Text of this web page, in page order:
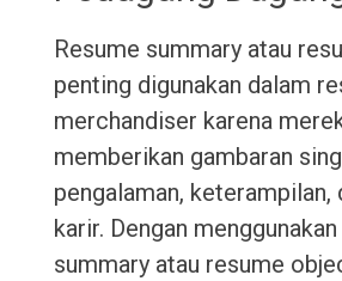
Resume summary atau
penting digunakan dalam
merchandiser karena
memberikan gambaran
pengalaman, keterampilan,
karir. Dengan
summary atau resume